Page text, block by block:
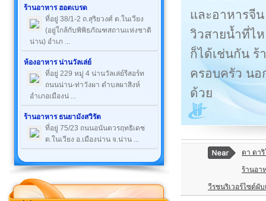
ร้านอาหาร ฮอตเบรด
ที่อยู่ 38/1-2 ถ.สุริยวงศ์ ต.ในเวียง
(อยู่ใกล้กับพิพิธภัณฑสถานแห่งชาติ
น่าน) อำเภ ...
ห้องอาหาร น่านวัลเล่ย์
ที่อยู่ 229 หมู่ 4 น่านวัลเล่ย์รีสอร์ท
ถนนน่าน-ท่าวังผา ตำบลผาสิงห์
อำเภอเมืองน่ ...
ร้านอาหาร ธนยามังสวิรัต
ที่อยู่ 75/23 ถนนอนันตวรฤทธิเดช
ต.ในเวียง อ.เมืองน่าน จ.น่าน ...
และอาหารจี
วิวสายน้ำที่ไ
ก็ได้เช่นกัน ร้
ครอบครัว นอ
ด้วย
ดา ดาริ
ร้านอา
วีรชนริเวอร์ไซด์ผั